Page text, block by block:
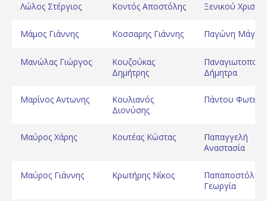
Λώλος Στέργιος Κοντός Αποστόλης Ξενικού
Μάμος Γιάννης Κοσσαρης Γιάννης Παγώνη Μάγδα
Μανώλας Γιώργος
Κουζούκας
Δημήτρης
Δήμητρα
Μαρίνος Αντωνης
Κουλιανός
Διονύσης
Πάντου
Μαύρος Xάρης Κουτέας Κώστας
Παπαγγελή
Αναστασία
Μαύρος Γιάννης Κρωτήρης Νίκος
Παπαποστόλου
Γεωργία